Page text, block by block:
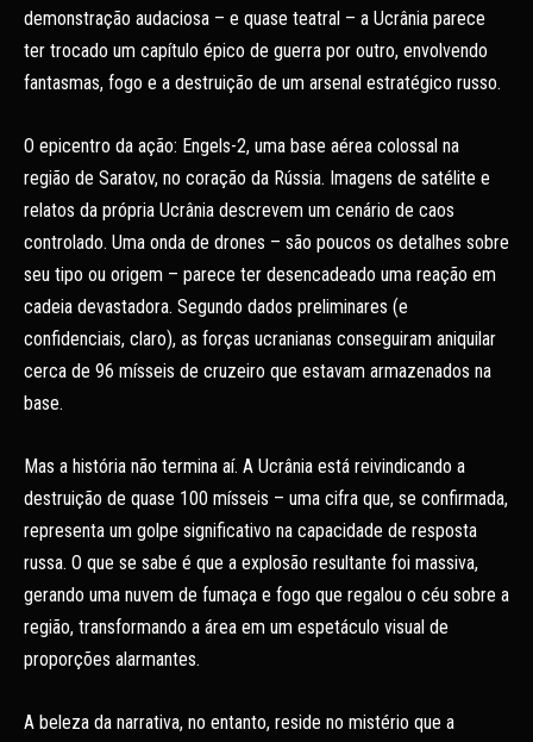
demonstração audaciosa – e quase teatral – a Ucrânia parece
ter trocado um capítulo épico de guerra por outro, envolvendo
fantasmas, fogo e a destruição de um arsenal estratégico russo.
O epicentro da ação: Engels-2, uma base aérea colossal na
região de Saratov, no coração da Rússia. Imagens de satélite e
relatos da própria Ucrânia descrevem um cenário de caos
controlado. Uma onda de drones – são poucos os detalhes sobre
seu tipo ou origem – parece ter desencadeado uma reação em
cadeia devastadora. Segundo dados preliminares (e
confidenciais, claro), as forças ucranianas conseguiram aniquilar
cerca de 96 mísseis de cruzeiro que estavam armazenados na
base.
Mas a história não termina aí. A Ucrânia está reivindicando a
destruição de quase 100 mísseis – uma cifra que, se confirmada,
representa um golpe significativo na capacidade de resposta
russa. O que se sabe é que a explosão resultante foi massiva,
gerando uma nuvem de fumaça e fogo que regalou o céu sobre a
região, transformando a área em um espetáculo visual de
proporções alarmantes.
A beleza da narrativa, no entanto, reside no mistério que a